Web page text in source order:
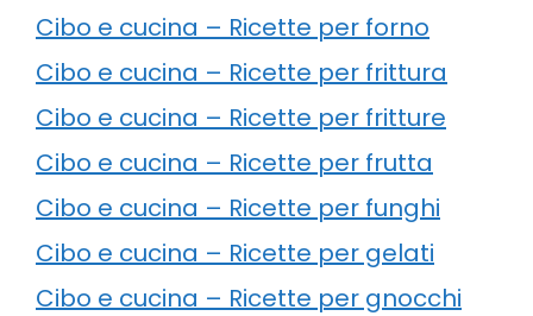
Cibo e cucina – Ricette per forno
Cibo e cucina – Ricette per frittura
Cibo e cucina – Ricette per fritture
Cibo e cucina – Ricette per frutta
Cibo e cucina – Ricette per funghi
Cibo e cucina – Ricette per gelati
Cibo e cucina – Ricette per gnocchi